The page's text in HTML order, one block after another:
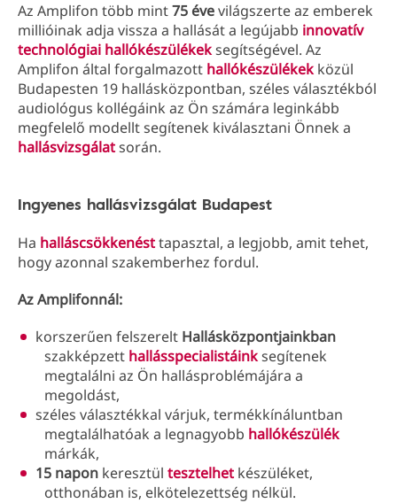
Az Amplifon több mint75 évevilágszerte az emberek
millióinak adja vissza a hallását a legújabb innovatív
technológiai hallókészülékeksegítségével. Az
Amplifon által forgalmazott hallókészülékekközül
Budapesten 19 hallásközpontban, széles választékból
audiológus kollégáink az Ön számára leginkább
megfelelő modellt segítenek kiválasztani Önnek a
hallásvizsgálatsorán.
Ingyenes hallásvizsgálat Budapest
Ha halláscsökkenésttapasztal, a legjobb, amit tehet,
hogy azonnal szakemberhez fordul.
Az Amplifonnál:
korszerűen felszerelt Hallásközpontjainkban
szakképzett hallásspecialistáinksegítenek
megtalálni az Ön hallásproblémájára a
megoldást,
széles választékkal várjuk, termékkínáluntban
megtalálhatóak a legnagyobb hallókészülék
márkák,
15 napon keresztül tesztelhet készüléket,
otthonában is, elkötelezettség nélkül.